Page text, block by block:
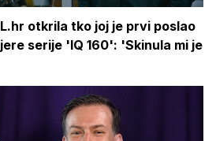
otkrila tko joj je prvi poslao
serije 'IQ 160': 'Skinula mi je